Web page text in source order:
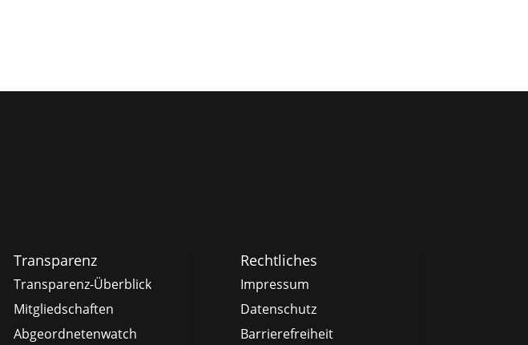
Transparenz
Transparenz-Überblick
Mitgliedschaften
Abgeordnetenwatch
Rechtliches
Impressum
Datenschutz
Barrierefreiheit